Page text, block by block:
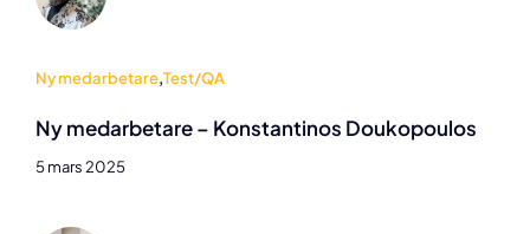
Ny medarbetare,Test/QA
Ny medarbetare – Konstantinos Doukopoulos
5 mars 2025